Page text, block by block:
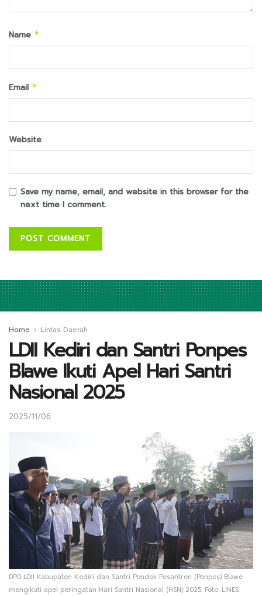
Name *
Email *
Website
Save my name, email, and website in this browser for the
next time I comment.
Home Lintas Daerah
LDII Kediri dan Santri Ponpes
Blawe Ikuti Apel Hari Santri
Nasional 2025
2025/11/06
DPD LDII Kabupaten Kediri dan Santri Pondok Pesantren (Ponpes) Blawe
mengikuti apel peringatan Hari Santri Nasional (HSN) 2025. Foto: LINES.